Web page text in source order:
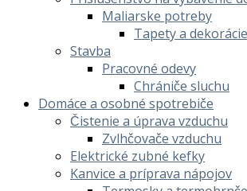
Maliarske potreby
Tapety a dekorácie
Stavba
Pracovné odevy
Chrániče sluchu
Domáce a osobné spotrebiče
Čistenie a úprava vzduchu
Zvlhčovače vzduchu
Elektrické zubné kefky
Kanvice a príprava nápojov